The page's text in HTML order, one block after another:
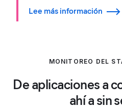
Lee más información
MONITOREO DEL
De aplicaciones a
ahí a sin